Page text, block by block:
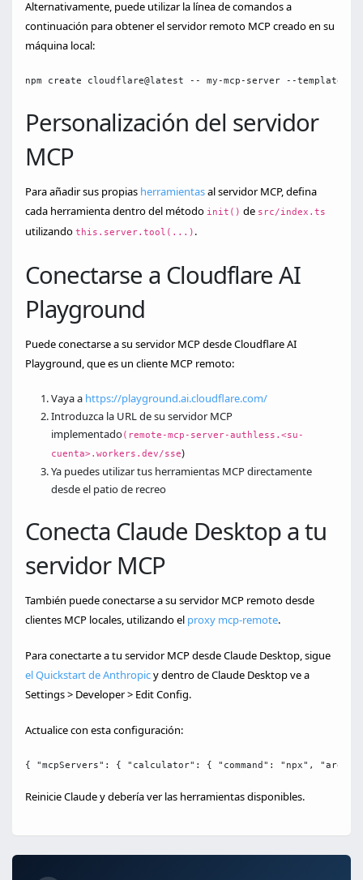
Alternativamente, puede utilizar la línea de comandos a
continuación para obtener el servidor remoto MCP creado en su
máquina local:
npm create cloudflare@latest -- my-mcp-server --
Personalización del servidor
MCP
Para añadir sus propias herramientasal servidor MCP, defina
cada herramienta dentro del método init() de src/index.ts
utilizando this.server.tool(...) .
Conectarse a Cloudflare AI
Playground
Puede conectarse a su servidor MCP desde Cloudflare AI
Playground, que es un cliente MCP remoto:
Vaya a https://playground.ai.cloudflare.com/
Introduzca la URL de su servidor MCP
implementado(remote-mcp-server-authless.<su-
cuenta>.workers.dev/sse)
Ya puedes utilizar tus herramientas MCP directamente
desde el patio de recreo
Conecta Claude Desktop a tu
servidor MCP
También puede conectarse a su servidor MCP remoto desde
clientes MCP locales, utilizando el proxy mcp-remote.
Para conectarte a tu servidor MCP desde Claude Desktop, sigue
el Quickstart de Anthropicy dentro de Claude Desktop ve a
Settings > Developer > Edit Config.
Actualice con esta configuración:
{ "mcpServers": { "calculator": { "command": "npx",
Reinicie Claude y debería ver las herramientas disponibles.